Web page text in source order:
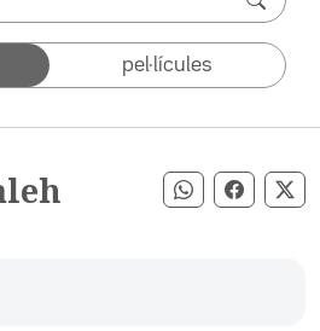
pel·lícules
Compartir